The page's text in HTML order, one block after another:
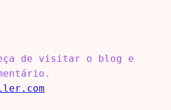
de visitar o blog e